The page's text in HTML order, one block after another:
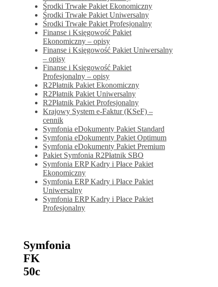
Środki Trwałe Pakiet Ekonomiczny
Środki Trwałe Pakiet Uniwersalny
Środki Trwałe Pakiet Profesjonalny
Finanse i Księgowość Pakiet
Ekonomiczny – opisy
Finanse i Księgowość Pakiet Uniwersalny
– opisy
Finanse i Księgowość Pakiet
Profesjonalny – opisy
R2Płatnik Pakiet Ekonomiczny
R2Płatnik Pakiet Uniwersalny
R2Płatnik Pakiet Profesjonalny
Krajowy System e-Faktur (KSeF) –
cennik
Symfonia eDokumenty Pakiet Standard
Symfonia eDokumenty Pakiet Optimum
Symfonia eDokumenty Pakiet Premium
Pakiet Symfonia R2Płatnik SBO
Symfonia ERP Kadry i Płace Pakiet
Ekonomiczny
Symfonia ERP Kadry i Płace Pakiet
Uniwersalny
Symfonia ERP Kadry i Płace Pakiet
Profesjonalny
Symfonia
FK
50c